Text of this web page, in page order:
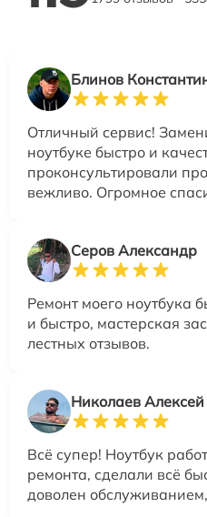
Блинов
Отличный сервис!
ноутбуке быстро и
проконсультировали
вежливо. Огромное
Серов Александр
Ремонт моего ноутбука
и быстро, мастерская
лестных отзывов.
Николаев Алексей
Всё супер! Ноутбук
ремонта, сделали всё
доволен